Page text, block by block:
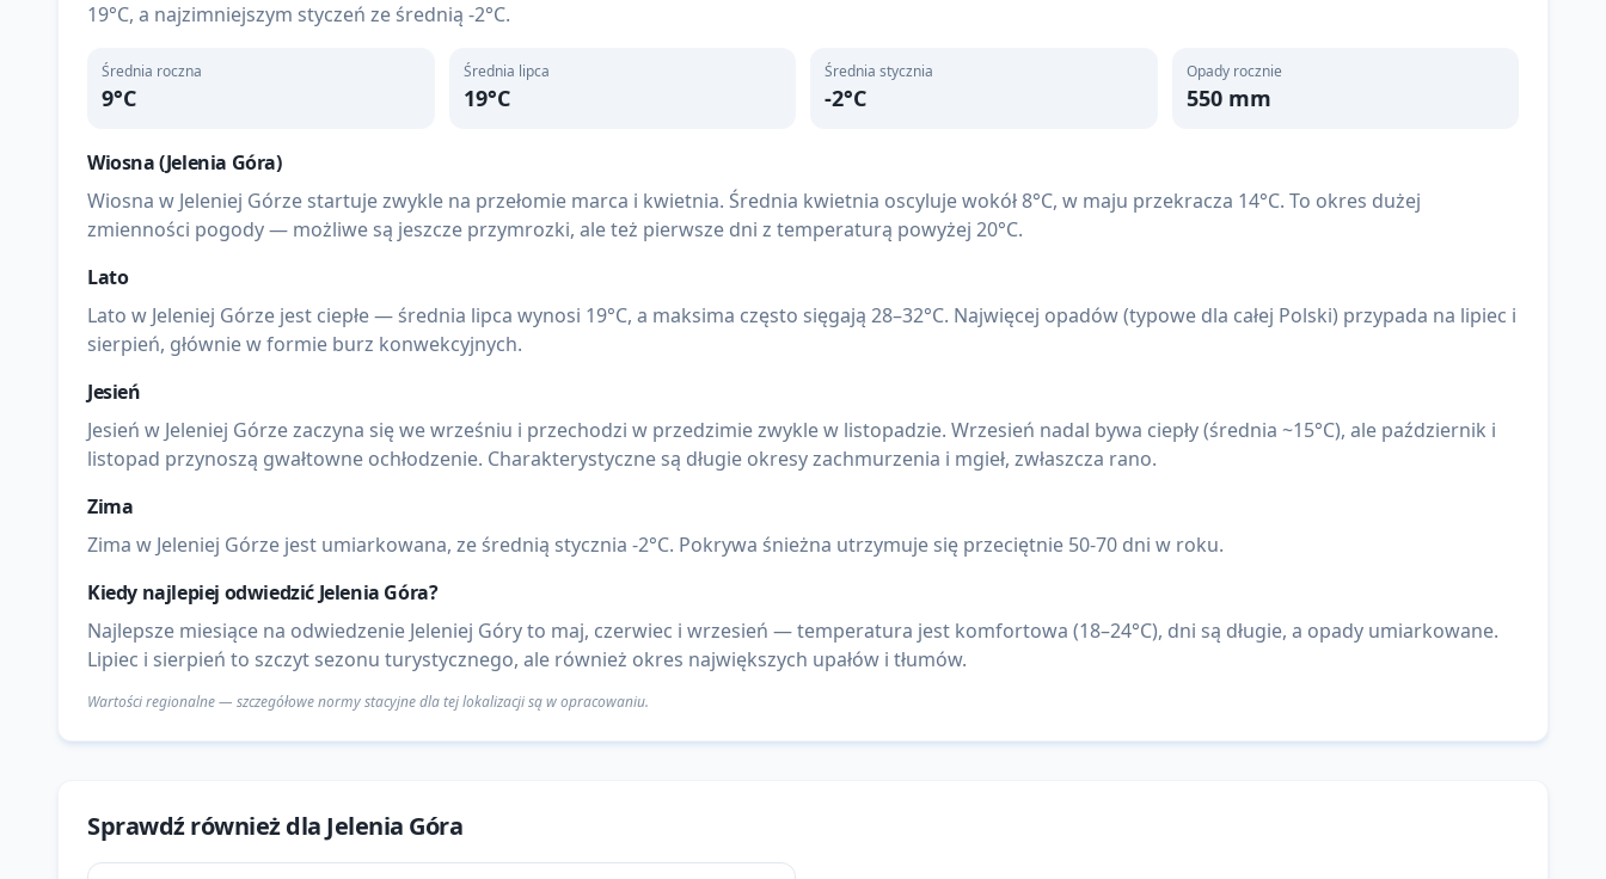
19°C, a najzimniejszym styczeń ze średnią -2°C.
Średnia roczna
9°C
Średnia lipca
19°C
Średnia stycznia
-2°C
Opady rocznie
550mm
Wiosna (Jelenia Góra)
Wiosna w Jeleniej Górze startuje zwykle na przełomie marca i kwietnia. Średnia kwietnia oscyluje wokół 8°C, w maju przekracza 14°C. To okres dużej
zmienności pogody — możliwe są jeszcze przymrozki, ale też pierwsze dni z temperaturą powyżej 20°C.
Lato
Lato w Jeleniej Górze jest ciepłe — średnia lipca wynosi 19°C, a maksima często sięgają 28–32°C. Najwięcej opadów (typowe dla całej Polski) przypada na lipiec i
sierpień, głównie w formie burz konwekcyjnych.
Jesień
Jesień w Jeleniej Górze zaczyna się we wrześniu i przechodzi w przedzimie zwykle w listopadzie. Wrzesień nadal bywa ciepły (średnia ~15°C), ale październik i
listopad przynoszą gwałtowne ochłodzenie. Charakterystyczne są długie okresy zachmurzenia i mgieł, zwłaszcza rano.
Zima
Zima w Jeleniej Górze jest umiarkowana, ze średnią stycznia -2°C. Pokrywa śnieżna utrzymuje się przeciętnie 50-70 dni w roku.
Kiedy najlepiej odwiedzić Jelenia Góra?
Najlepsze miesiące na odwiedzenie Jeleniej Góry to maj, czerwiec i wrzesień — temperatura jest komfortowa (18–24°C), dni są długie, a opady umiarkowane.
Lipiec i sierpień to szczyt sezonu turystycznego, ale również okres największych upałów i tłumów.
Wartości regionalne — szczegółowe normy stacyjne dla tej lokalizacji są w opracowaniu.
Sprawdź również dla Jelenia Góra